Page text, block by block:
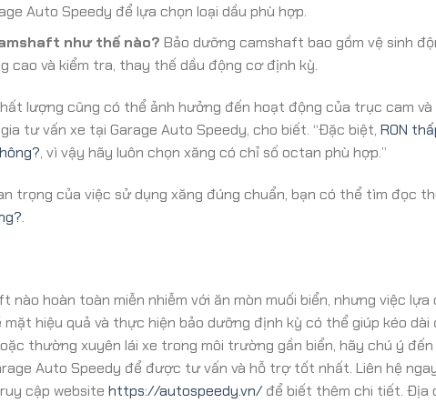
Auto Speedy để lựa chọn loại dầu phù hợp.
như thế nào? Bảo dưỡng camshaft bao gồm vệ sinh
cao và kiểm tra, thay thế dầu động cơ định kỳ.
lượng cũng có thể ảnh hưởng đến hoạt động của trục cam
tư vấn xe tại Garage Auto Speedy, cho biết. “Đặc biệt, RON
, vì vậy hãy luôn chọn xăng có chỉ số octan phù hợp.”
trọng của việc sử dụng xăng đúng chuẩn, bạn có thể tìm đọc
.
nào hoàn toàn miễn nhiễm với ăn mòn muối biển, nhưng việc
hiệu quả và thực hiện bảo dưỡng định kỳ có thể giúp kéo
thường xuyên lái xe trong môi trường gần biển, hãy chú ý
Auto Speedy để được tư vấn và hỗ trợ tốt nhất. Liên hệ
cập website https://autospeedy.vn/để biết thêm chi tiết. Địa